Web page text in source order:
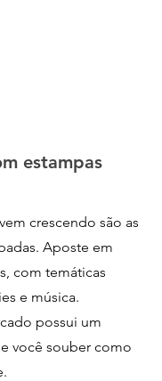
estampas
crescendo são as
Aposte em
com temáticas
e música.
possui um
você souber como